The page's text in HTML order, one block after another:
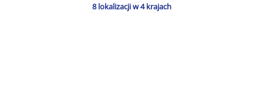
8 lokalizacji w 4 krajach